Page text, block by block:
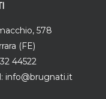
578
(FE)
44522
info@brugnati.it